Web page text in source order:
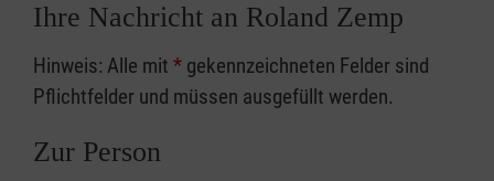
Ihre Nachricht an Roland Zemp
Hinweis: Alle mit * gekennzeichneten Felder sind
Pflichtfelder und müssen ausgefüllt werden.
Zur Person